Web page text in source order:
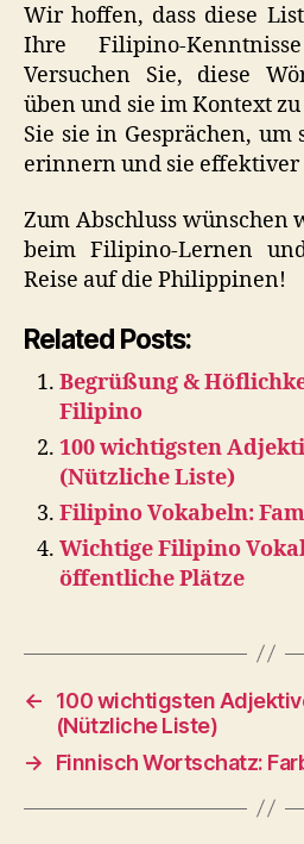
Wir hoffen, dass diese
Ihre Filipino-
Versuchen Sie, diese
üben und sie im Kontext
Sie sie in Gesprächen, um
erinnern und sie effektiver
Zum Abschluss
beim Filipino-Lernen
Reise auf die Philippinen!
Related Posts:
Begrüßung &
Filipino
100 wichtigsten
(Nützliche Liste)
Filipino Vokabeln:
Wichtige Filipino
öffentliche Plätze
←
100 wichtigsten
(Nützliche Liste)
→
Finnisch Wortschatz: